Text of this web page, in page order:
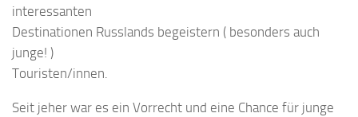
interessanten
Destinationen Russlands begeistern ( besonders auch
junge! )
Touristen/innen.
Seit jeher war es ein Vorrecht und eine Chance für junge